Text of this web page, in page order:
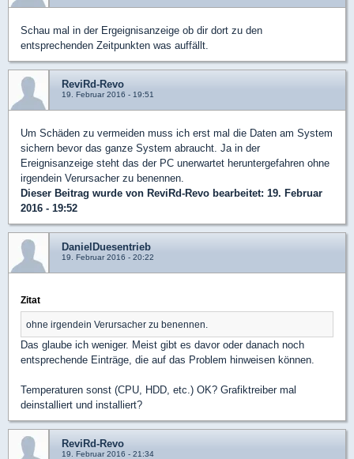
Schau mal in der Ergeignisanzeige ob dir dort zu den
entsprechenden Zeitpunkten was auffällt.
ReviRd-Revo
19. Februar 2016 - 19:51
Um Schäden zu vermeiden muss ich erst mal die Daten am System
sichern bevor das ganze System abraucht. Ja in der
Ereignisanzeige steht das der PC unerwartet heruntergefahren ohne
irgendein Verursacher zu benennen.
Dieser Beitrag wurde von ReviRd-Revo bearbeitet: 19. Februar
2016 - 19:52
DanielDuesentrieb
19. Februar 2016 - 20:22
Zitat
ohne irgendein Verursacher zu benennen.
Das glaube ich weniger. Meist gibt es davor oder danach noch
entsprechende Einträge, die auf das Problem hinweisen können.
Temperaturen sonst (CPU, HDD, etc.) OK? Grafiktreiber mal
deinstalliert und installiert?
ReviRd-Revo
19. Februar 2016 - 21:34